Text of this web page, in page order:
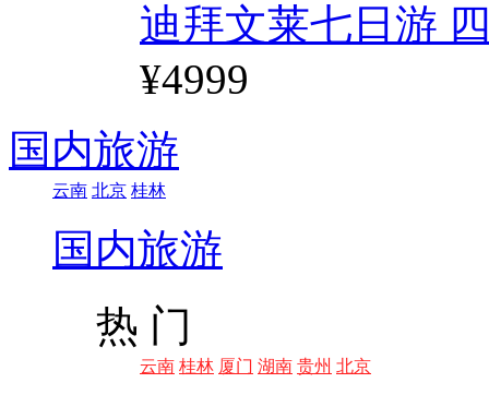
迪拜文莱七日游
¥4999
国内旅游
云南 北京 桂林
国内旅游
热 门
云南 桂林 厦门 湖南 贵州 北京